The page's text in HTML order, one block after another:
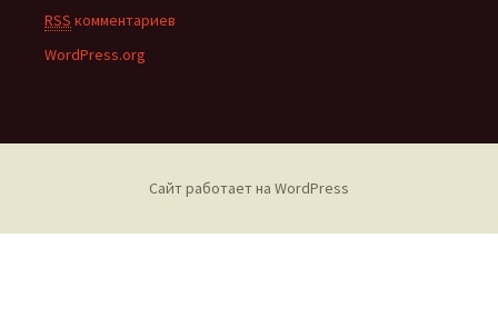
RSS комментариев
WordPress.org
Сайт работает на WordPress